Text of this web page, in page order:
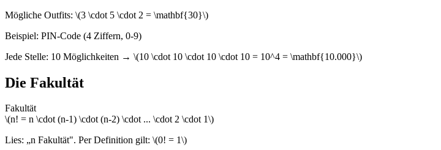
Mögliche Outfits: \(3 \cdot 5 \cdot 2 = \mathbf{30}\)
Beispiel: PIN-Code (4 Ziffern, 0-9)
Jede Stelle: 10 Möglichkeiten → \(10 \cdot 10 \cdot 10 \cdot 10 = 10^4 = \mathbf{10.000}\)
Die Fakultät
Fakultät
\(n! = n \cdot (n-1) \cdot (n-2) \cdot ... \cdot 2 \cdot 1\)
Lies: „n Fakultät". Per Definition gilt: \(0! = 1\)